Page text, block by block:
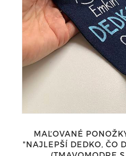
MAĽOVANÉ
"NAJLEPŠÍ DEDKO, ČO